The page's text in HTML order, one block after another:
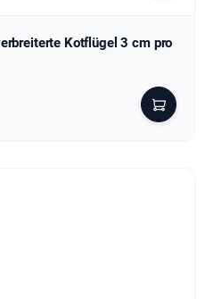
Kotflügel 3 cm pro